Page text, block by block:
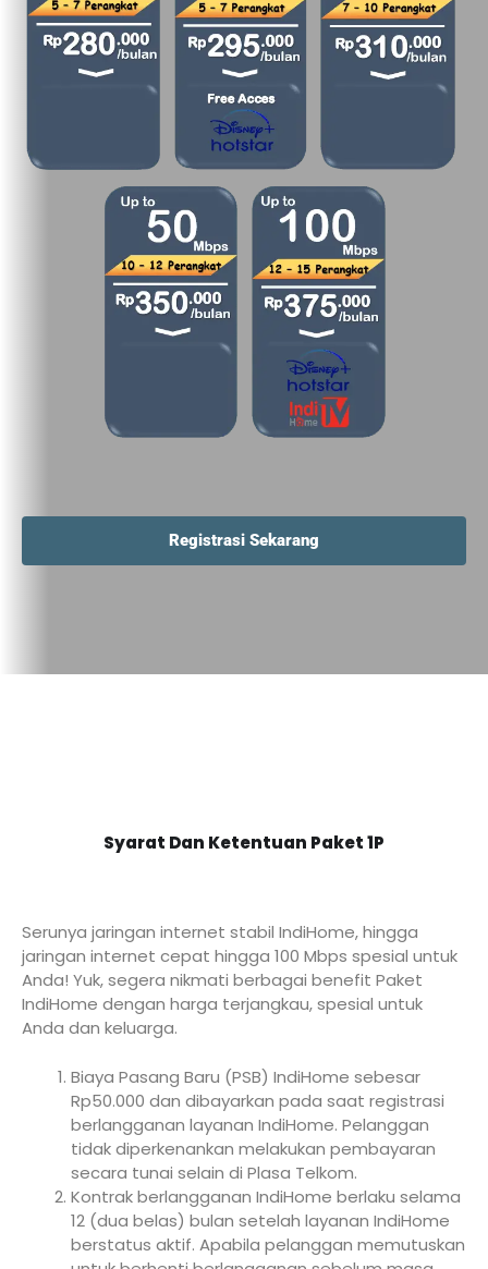
Registrasi Sekarang
Syarat Dan Ketentuan Paket 1P
Serunya jaringan internet stabil IndiHome, hingga
jaringan internet cepat hingga 100 Mbps spesial untuk
Anda! Yuk, segera nikmati berbagai benefit Paket
IndiHome dengan harga terjangkau, spesial untuk
Anda dan keluarga.
Biaya Pasang Baru (PSB) IndiHome sebesar
Rp50.000 dan dibayarkan pada saat registrasi
berlangganan layanan IndiHome. Pelanggan
tidak diperkenankan melakukan pembayaran
secara tunai selain di Plasa Telkom.
Kontrak berlangganan IndiHome berlaku selama
12 (dua belas) bulan setelah layanan IndiHome
berstatus aktif. Apabila pelanggan memutuskan